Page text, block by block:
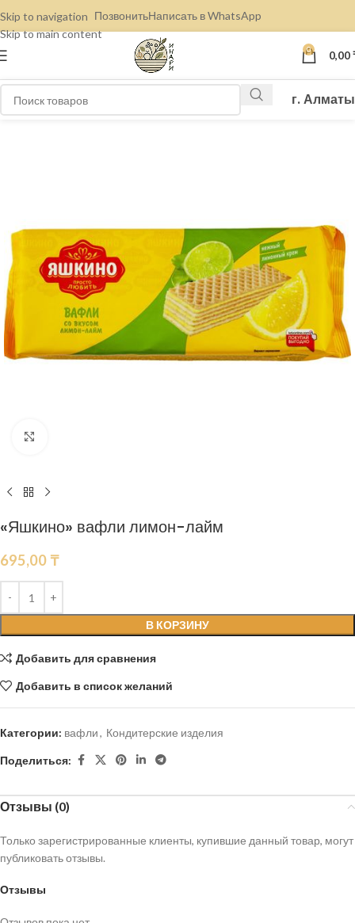
Skip to navigation
Skip to main content
ПозвонитьНаписать в WhatsApp
0 0,00
г. Алматы
«Яшкино» вафли лимон-лайм
695,00 ₸
В КОРЗИНУ
Добавить для сравнения
Добавить в список желаний
Категории: вафли, Кондитерские изделия
Поделиться:
Отзывы (0)
Отзывы
Только зарегистрированные клиенты, купившие данный товар, могут
публиковать отзывы.